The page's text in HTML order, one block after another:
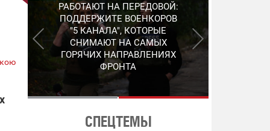
СЛЕДУЮЩЕЕ ПОКОЛЕНИЕ
PEP: КАК УКРАИНСКИЙ
STEP-3 МЕНЯЕТ ПРАВИЛА
ИГРЫ В ОБНАРУЖЕНИИ FPV-
ДРОНОВ
РАБОТАЮТ НА ПЕРЕДОВОЙ:
ПОДДЕРЖИТЕ ВОЕНКОРОВ
"5 КАНАЛА", КОТОРЫЕ
СНИМАЮТ НА САМЫХ
ГОРЯЧИХ НАПРАВЛЕНИЯХ
ФРОНТА
СПЕЦТЕМЫ